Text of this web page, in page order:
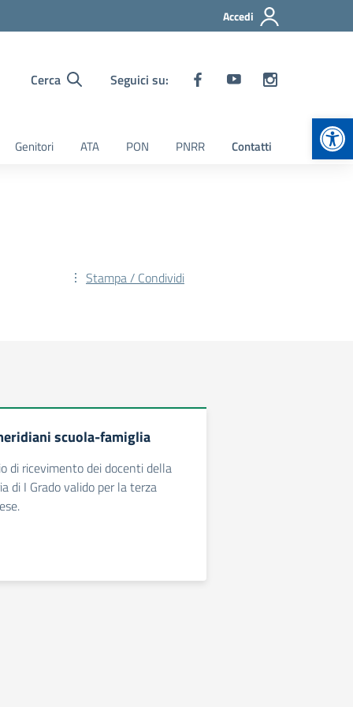
Accedi
Cerca Seguici su:
Genitori ATA PON PNRR Contatti
Stampa / Condividi
scuola-famiglia
di ricevimento dei docenti della
di I Grado valido per la terza